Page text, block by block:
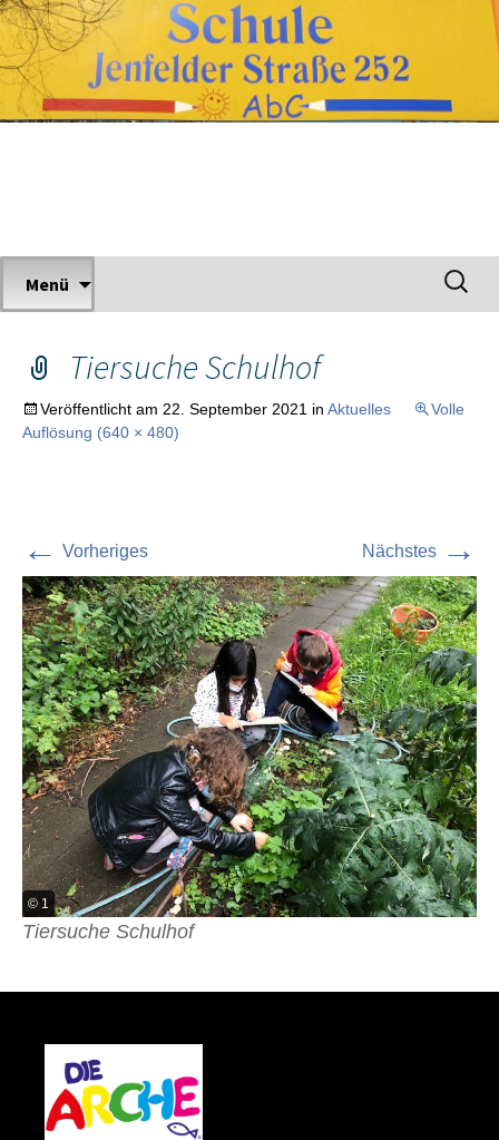
Zum
Inhalt
springen
Grundschule Jenfelder Straße
Menü
Suchen
nach:
Tiersuche Schulhof
Veröffentlicht am 22. September 2021 in Aktuelles
Volle
Auflösung (640 × 480)
← Vorheriges Nächstes →
© 1
Tiersuche Schulhof